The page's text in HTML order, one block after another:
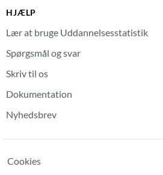
HJÆLP
Lær at bruge Uddannelsesstatistik
Spørgsmål og svar
Skriv til os
Dokumentation
Nyhedsbrev
Cookies